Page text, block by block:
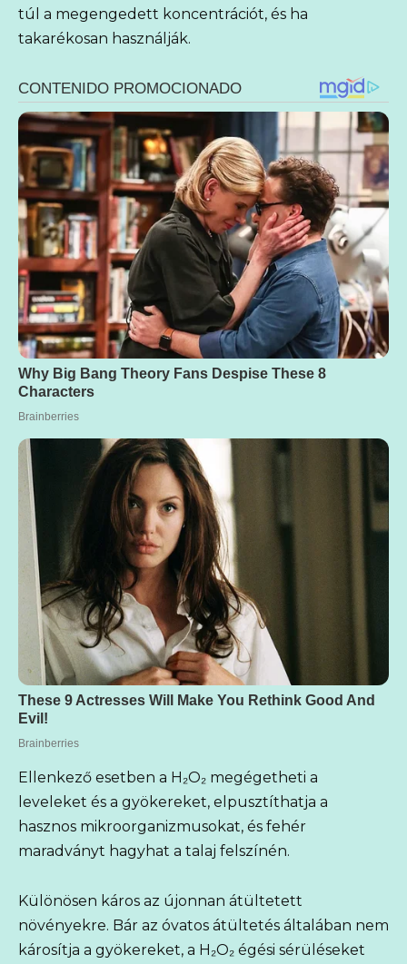
túl a megengedett koncentrációt, és ha
takarékosan használják.
Ellenkező esetben a H₂O₂ megégetheti a
leveleket és a gyökereket, elpusztíthatja a
hasznos mikroorganizmusokat, és fehér
maradványt hagyhat a talaj felszínén.
Különösen káros az újonnan átültetett
növényekre. Bár az óvatos átültetés általában nem
károsítja a gyökereket, a H₂O₂ égési sérüléseket